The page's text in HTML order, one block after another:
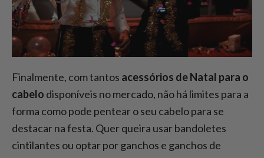
Finalmente, com tantos acessórios de Natal para o
cabelo disponíveis no mercado, não há limites para a
forma como pode pentear o seu cabelo para se
destacar na festa. Quer queira usar bandoletes
cintilantes ou optar por ganchos e ganchos de